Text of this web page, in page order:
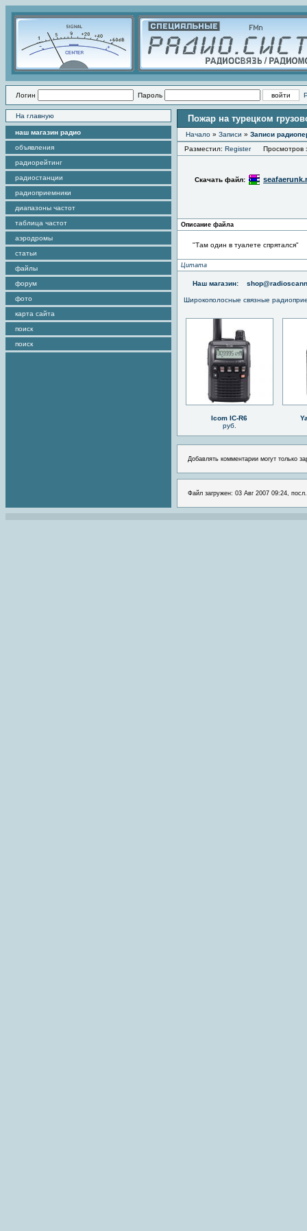
Логин Пароль
На главную
наш магазин радио
объявления
радиорейтинг
радиостанции
радиоприемники
диапазоны частот
таблица частот
аэродромы
статьи
файлы
форум
фото
карта сайта
поиск
поиск
Пожар на турецком
Начало » Записи » Записи
Разместил: RegisterПросмотров
Скачать файл:
Описание файла
"Там один в туалете спрятался"
Цитата
Наш магазин:
Широкополосные связные
Icom IC-R6
руб.
Добавлять комментарии могут только
Файл загружен: 03 Авг 2007 09:24,